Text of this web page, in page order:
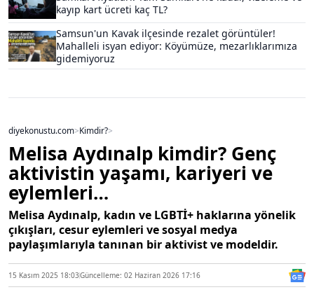
kayıp kart ücreti kaç TL?
Samsun'un Kavak ilçesinde rezalet görüntüler!
Mahalleli isyan ediyor: Köyümüze, mezarlıklarımıza
gidemiyoruz
diyekonustu.com>Kimdir?>
Melisa Aydınalp kimdir? Genç
aktivistin yaşamı, kariyeri ve
eylemleri…
Melisa Aydınalp, kadın ve LGBTİ+ haklarına yönelik
çıkışları, cesur eylemleri ve sosyal medya
paylaşımlarıyla tanınan bir aktivist ve modeldir.
15 Kasım 2025 18:03Güncelleme: 02 Haziran 2026 17:16